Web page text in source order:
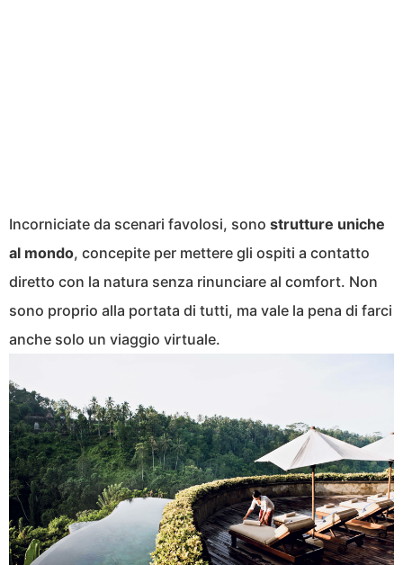
Incorniciate da scenari favolosi, sono strutture uniche
al mondo, concepite per mettere gli ospiti a contatto
diretto con la natura senza rinunciare al comfort. Non
sono proprio alla portata di tutti, ma vale la pena di farci
anche solo un viaggio virtuale.